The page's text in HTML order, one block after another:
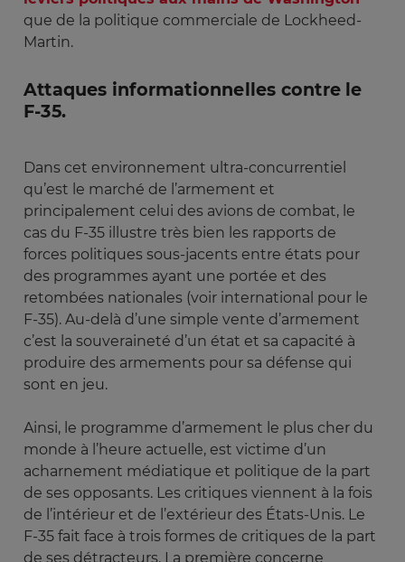
que de la politique commerciale de Lockheed-
Martin.
Attaques informationnelles contre le
F-35.
Dans cet environnement ultra-concurrentiel
qu’est le marché de l’armement et
principalement celui des avions de combat, le
cas du F-35 illustre très bien les rapports de
forces politiques sous-jacents entre états pour
des programmes ayant une portée et des
retombées nationales (voir international pour le
F-35). Au-delà d’une simple vente d’armement
c’est la souveraineté d’un état et sa capacité à
produire des armements pour sa défense qui
sont en jeu.
Ainsi, le programme d’armement le plus cher du
monde à l’heure actuelle, est victime d’un
acharnement médiatique et politique de la part
de ses opposants. Les critiques viennent à la fois
de l’intérieur et de l’extérieur des États-Unis. Le
F-35 fait face à trois formes de critiques de la part
de ses détracteurs. La première concerne